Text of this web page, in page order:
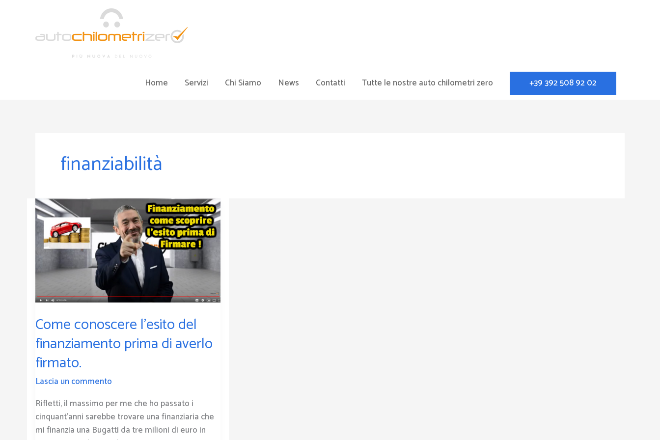
Home Servizi Chi Siamo News Contatti Tutte le nostre auto chilometri zero +39 392 508 92 02
finanziabilità
Come conoscere l’esito del
finanziamento prima di averlo
firmato.
Lascia un commento
Rifletti, il massimo per me che ho passato i
cinquant’anni sarebbe trovare una finanziaria che
mi finanzia una Bugatti da tre milioni di euro in
Come
conoscere
l’esito
del
finanziamento
prima
averlo